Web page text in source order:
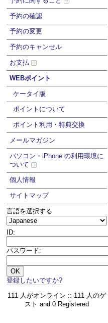
予約の確認
予約の変更
予約のキャンセル
お支払
WEBポイント
ケータイ版
ポイントについて
ポイント利用・特典交換
メールマガジン
パソコン・iPhone の利用環境に
ついて
個人情報
サイトマップ
言語を選択する
ID:
パスワード:
登録したいですか?
111 人がオンライン :: 111 人のゲ
スト and 0 Registered